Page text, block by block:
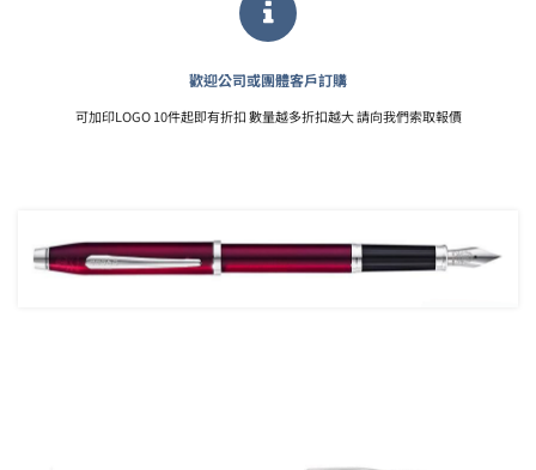
歡迎公司或團體客戶訂購
可加印LOGO 10件起即有折扣 數量越多折扣越大 請向我們索取報價